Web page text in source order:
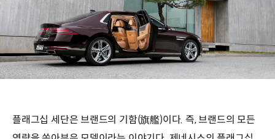
플래그십 세단은 브랜드의 기함(旗艦)이다. 즉, 브랜드의 모든